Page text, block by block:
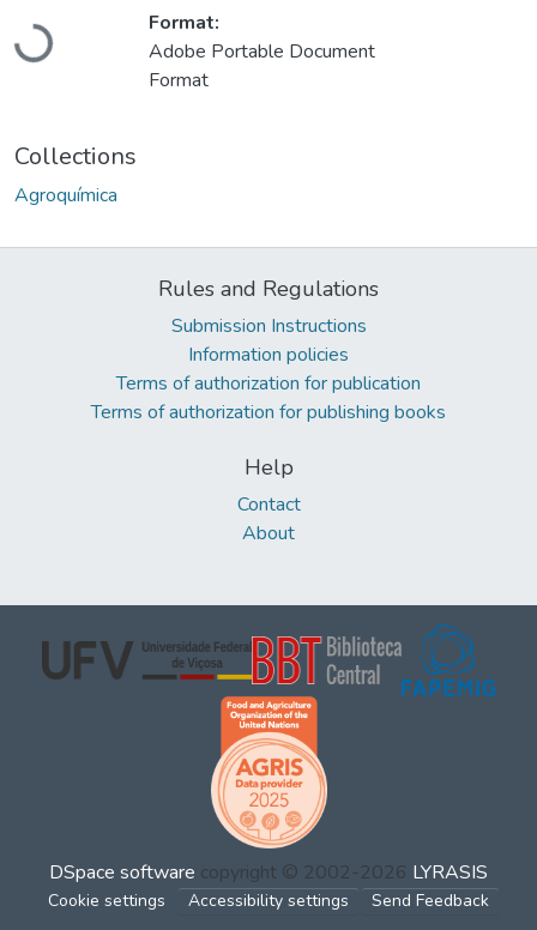
Loading...
Format:
Adobe Portable Document
Format
Collections
Agroquímica
Rules and Regulations
Submission Instructions
Information policies
Terms of authorization for publication
Terms of authorization for publishing books
Help
Contact
About
DSpace software copyright © 2002-2026 LYRASIS
Cookie settings Accessibility settings Send Feedback